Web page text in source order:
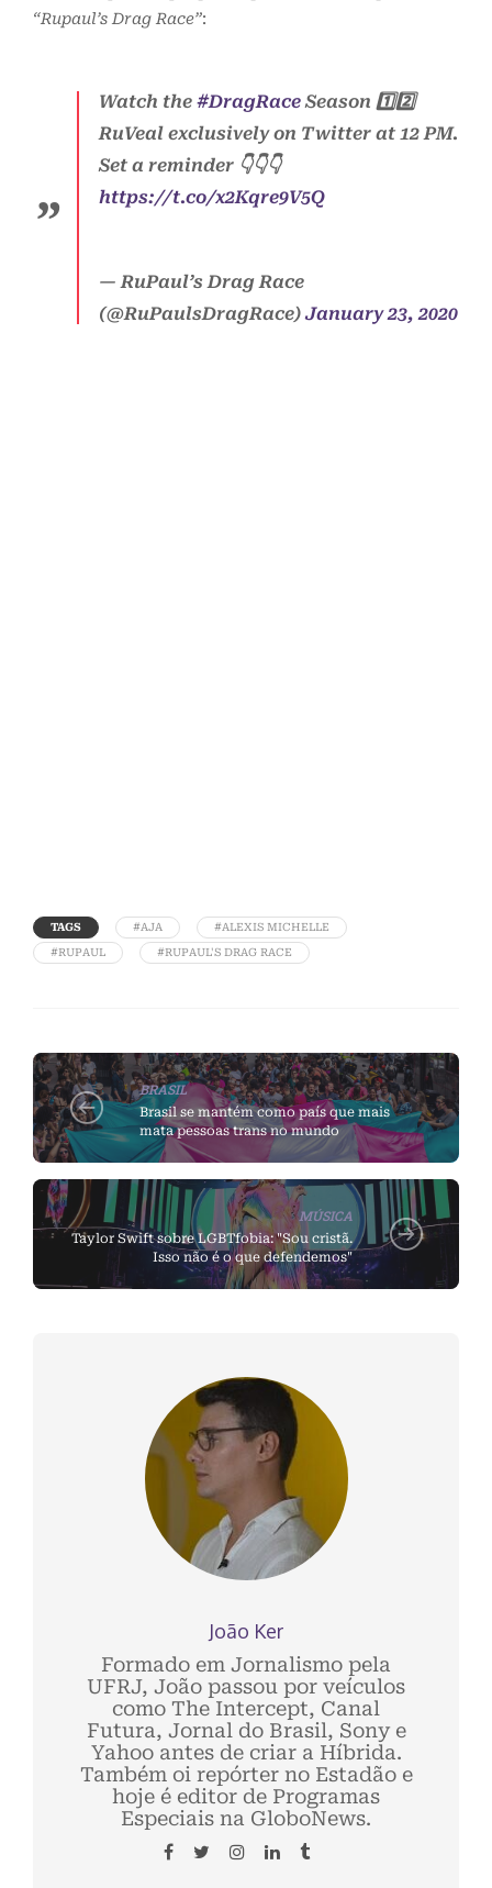
“Rupaul’s Drag Race”:
Watch the #DragRaceSeason 1️⃣2️⃣
RuVeal exclusively on Twitter at 12 PM.
Set a reminder 👇👇👇
https://t.co/x2Kqre9V5Q
— RuPaul’s Drag Race
(@RuPaulsDragRace)January 23, 2020
TAGS #AJA #ALEXIS MICHELLE
#RUPAUL #RUPAUL'S DRAG RACE
BRASIL
Brasil se mantém como país que mais
mata pessoas trans no mundo
MÚSICA
Taylor Swift sobre LGBTfobia: "Sou cristã.
Isso não é o que defendemos"
João Ker
Formado em Jornalismo pela
UFRJ, João passou por veículos
como The Intercept, Canal
Futura, Jornal do Brasil, Sony e
Yahoo antes de criar a Híbrida.
Também oi repórter no Estadão e
hoje é editor de Programas
Especiais na GloboNews.